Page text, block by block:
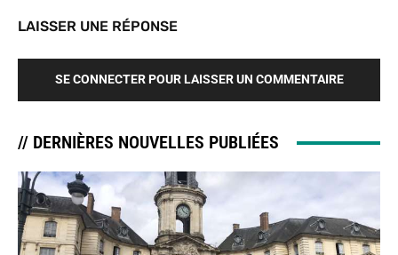
LAISSER UNE RÉPONSE
SE CONNECTER POUR LAISSER UN COMMENTAIRE
// DERNIÈRES NOUVELLES PUBLIÉES